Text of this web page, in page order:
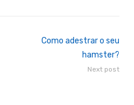
Como adestrar o seu
hamster?
Next post